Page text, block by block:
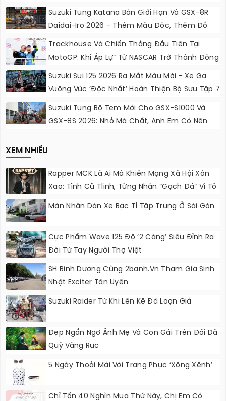
Suzuki Tung Katana Bản Giới Hạn Và GSX-8R
Daidai-Iro 2026 - Thêm Màu Độc, Thêm Đồ
Chơi, Thêm Cá Tính
Trackhouse Và Chiến Thắng Đầu Tiên Tại
MotoGP: Khi Áp Lự” Từ NASCAR Trở Thành Động
Suzuki Sui 125 2026 Ra Mắt Màu Mới - Xe Ga
Vuông Vức ‘độc Nhất’ Hoàn Thiện Bộ Sưu Tập 7
Suzuki Tung Bộ Tem Mới Cho GSX-S1000 Và
GSX-8S 2026: Nhỏ Mà Chất, Anh Em Có Nên
XEM NHIỀU
Rapper MCK Là Ai Mà Khiến Mạng Xã Hội Xôn
Xao: Tình Cũ Tlinh, Từng Nhận “gạch Đá” Vì Tỏ
Mãn Nhãn Dàn Xe Bạc Tỉ Tập Trung Ở Sài Gòn
Cực Phẩm Wave 125 Độ ‘2 Càng’ Siêu Đỉnh Ra
Đời Từ Tay Người Thợ Việt
SH Bình Dương Cùng 2banh.vn Tham Gia Sinh
Nhật Exciter Tân Uyên
Suzuki Raider Từ Khi Lên Kệ Đã Loạn Giá
Đẹp Ngẩn Ngơ Ảnh Mẹ Và Con Gái Trên Đồi Dã
Quỳ Vàng Rực
5 Ngày Thoải Mái Với Trang Phục ‘xông Xênh’
Chỉ Tốn 40 Nghìn Mua Thứ Này, Chị Em Có